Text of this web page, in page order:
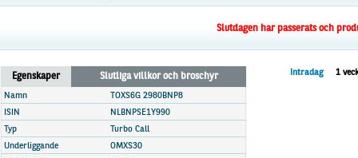
Utsålda produkter
Hur handlar jag
Marknadsöversikt
Slutdagen har passerats och
Egenskaper Slutliga villkor och broschyr
Namn
TOXS6G 2980BNP8
ISIN
NLBNPSE1Y990
Typ
Turbo Call
Underliggande
OMXS30
Intradag 1